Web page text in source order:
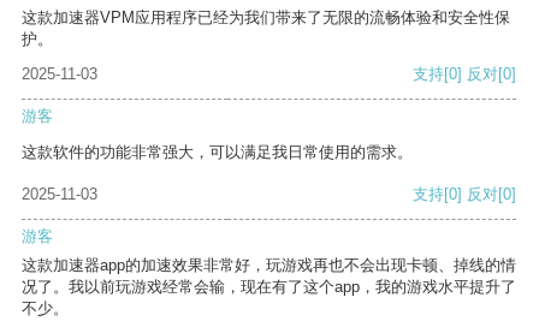
这款加速器VPM应用程序已经为我们带来了无限的流畅体验和安全性保
护。
2025-11-03
支持[0] 反对[0]
游客
这款软件的功能非常强大，可以满足我日常使用的需求。
2025-11-03 支持[0] 反对[0]
游客
这款加速器app的加速效果非常好，玩游戏再也不会出现卡顿、掉线的情
况了。我以前玩游戏经常会输，现在有了这个app，我的游戏水平提升了
不少。